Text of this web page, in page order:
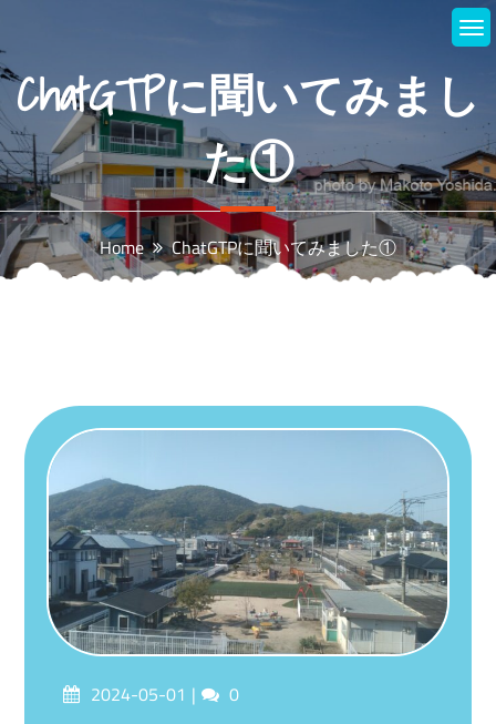
content
ChatGTPに聞いてみまし
た①
Home ChatGTPに聞いてみました①
Posted2024-05-01 Comments
0